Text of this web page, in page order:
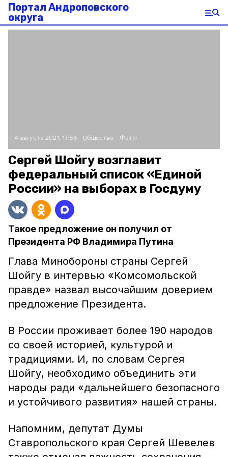
Портал Андроповского
округа
4 августа 2021, 17:56 Общество Фото:
Сергей Шойгу возглавит
федеральный список «Единой
России» на выборах в Госдуму
Такое предложение он получил от
Президента РФ Владимира Путина
Глава Минобороны страны Сергей
Шойгу в интервью «Комсомольской
правде» назвал высочайшим доверием
предложение Президента.
В России проживает более 190 народов
со своей историей, культурой и
традициями. И, по словам Сергея
Шойгу, необходимо объединить эти
народы ради «дальнейшего безопасного
и устойчивого развития» нашей страны.
Напомним, депутат Думы
Ставропольского края Сергей Шевелев